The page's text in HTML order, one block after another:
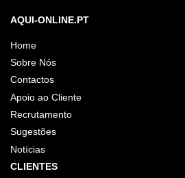
AQUI-ONLINE.PT
Home
Sobre Nós
Contactos
Apoio ao Cliente
Recrutamento
Sugestões
Notícias
CLIENTES